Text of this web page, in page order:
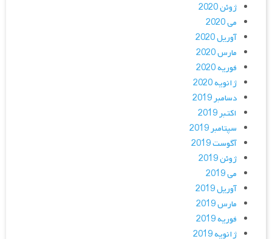
ژوئن 2020
می 2020
آوریل 2020
مارس 2020
فوریه 2020
ژانویه 2020
دسامبر 2019
اکتبر 2019
سپتامبر 2019
آگوست 2019
ژوئن 2019
می 2019
آوریل 2019
مارس 2019
فوریه 2019
ژانویه 2019